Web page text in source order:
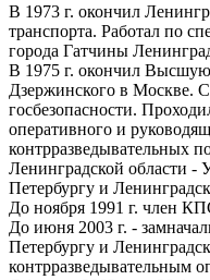
В 1973 г. окончил
транспорта. Работал по
города Гатчины
В 1975 г. окончил
Дзержинского в Москве.
госбезопасности.
оперативного и
контрразведывательных
Ленинградской области
Петербургу и
До ноября 1991 г. член
До июня 2003 г. -
Петербургу и
контрразведывательным